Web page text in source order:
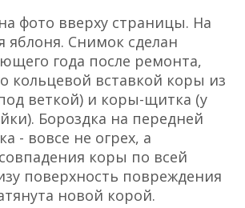
фото вверху страницы. На
яблоня. Снимок сделан
года после ремонта,
кольцевой вставкой коры из
веткой) и коры-щитка (у
Бороздка на передней
- вовсе не огрех, а
коры по всей
поверхность повреждения
новой корой.